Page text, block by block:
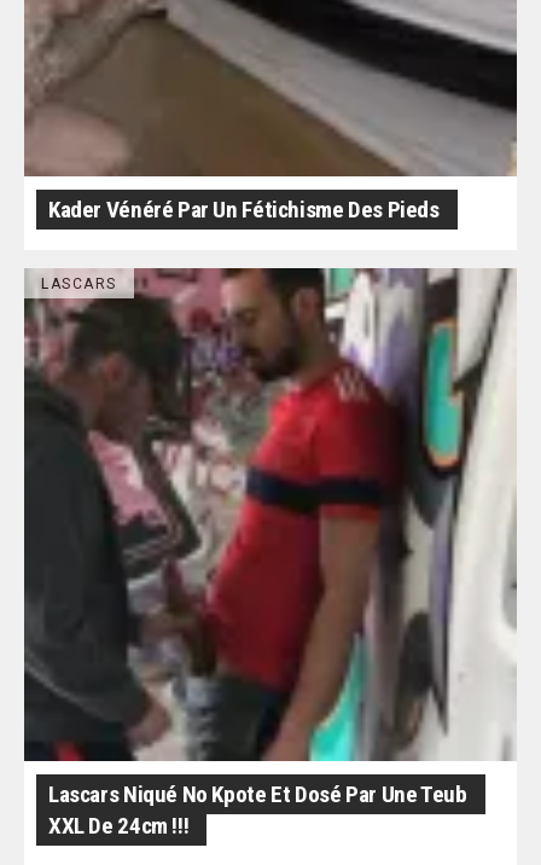
Kader Vénéré Par Un Fétichisme Des Pieds
LASCARS
Lascars Niqué No Kpote Et Dosé Par Une Teub
XXL De 24cm !!!